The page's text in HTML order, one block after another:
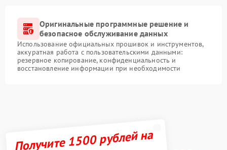
Оригинальные программные решение и
безопасное обслуживание данных
Использование официальных прошивок и инструментов,
аккуратная работа с пользовательскими данными:
резервное копирование, конфиденциальность и
восстановление информации при необходимости
Получите 1500 рублей на